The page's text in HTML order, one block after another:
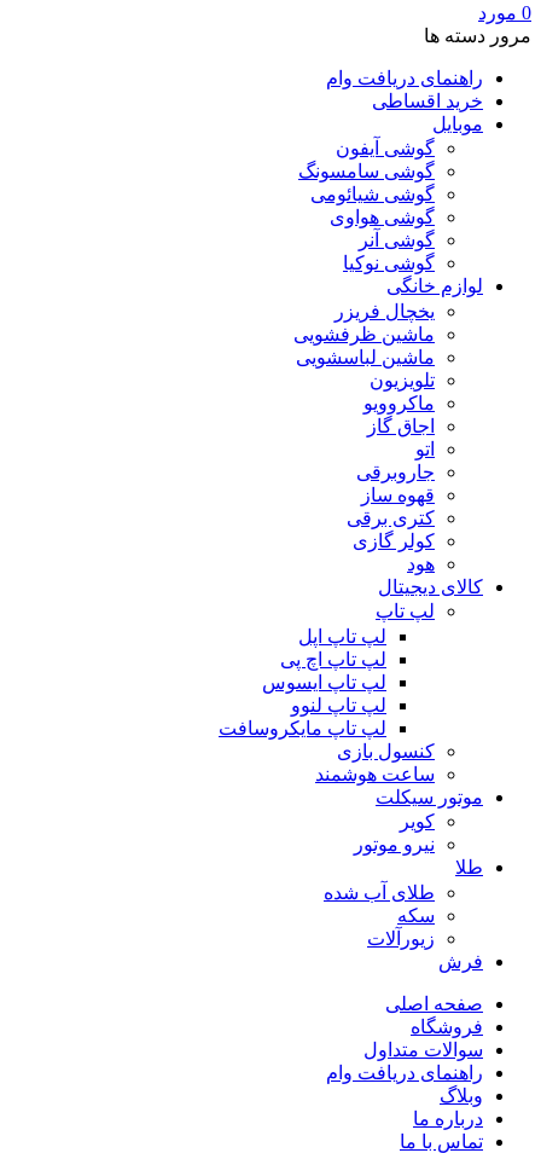
0 مورد
مرور دسته ها
راهنمای دریافت وام
خرید اقساطی
موبایل
گوشی آیفون
گوشی سامسونگ
گوشی شیائومی
گوشی هواوی
گوشی آنر
گوشی نوکیا
لوازم خانگی
یخچال فریزر
ماشین ظرفشویی
ماشین لباسشویی
تلویزیون
ماکروویو
اجاق گاز
اتو
جاروبرقی
قهوه ساز
کتری برقی
کولر گازی
هود
کالای دیجیتال
لپ تاپ
لپ تاپ اپل
لپ تاپ اچ پی
لپ تاپ ایسوس
لپ تاپ لنوو
لپ تاپ مایکروسافت
کنسول بازی
ساعت هوشمند
موتور سیکلت
کویر
نیرو موتور
طلا
طلای آب شده
سکه
زیورآلات
فرش
صفحه اصلی
فروشگاه
سوالات متداول
راهنمای دریافت وام
وبلاگ
درباره ما
تماس با ما